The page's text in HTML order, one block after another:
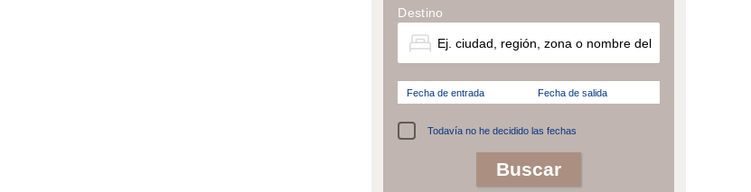
Destino
Fecha de entrada Fecha de salida
Todavía no he decidido las fechas